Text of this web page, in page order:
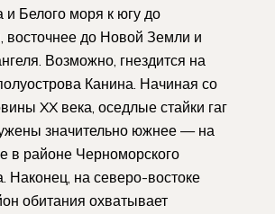
и Белого моря к югу до
восточнее до Новой Земли и
Возможно, гнездится на
Канина. Начиная со
XX века, оседлые стайки гаг
значительно южнее — на
в районе Черноморского
Наконец, на северо-востоке
обитания охватывает